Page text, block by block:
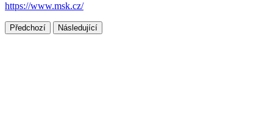
https://www.msk.cz/
Předchozí Následující